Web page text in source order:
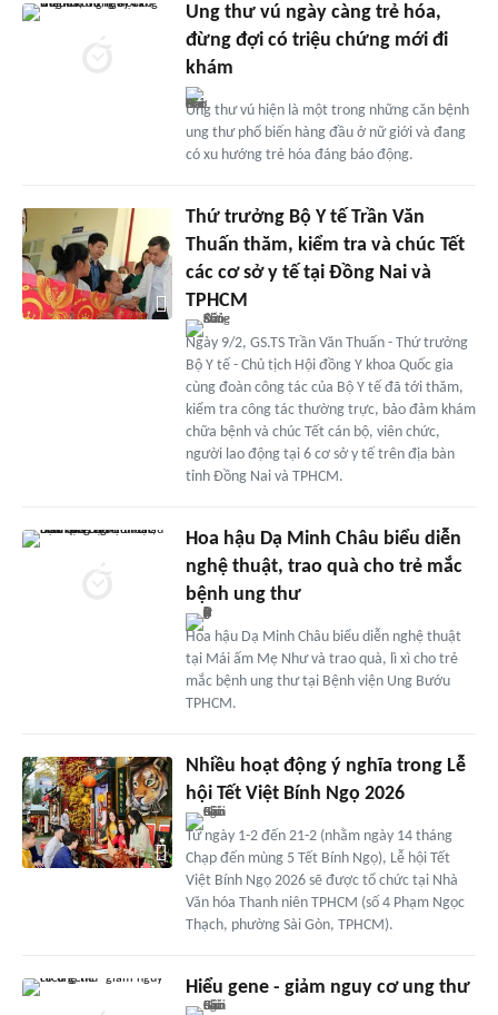
Ung thư vú ngày càng trẻ hóa,
đừng đợi có triệu chứng mới đi
khám
Ung thư vú hiện là một trong những căn bệnh
ung thư phổ biến hàng đầu ở nữ giới và đang
có xu hướng trẻ hóa đáng báo động.
Thứ trưởng Bộ Y tế Trần Văn
Thuấn thăm, kiểm tra và chúc Tết
các cơ sở y tế tại Đồng Nai và
TPHCM
Ngày 9/2, GS.TS Trần Văn Thuấn - Thứ trưởng
Bộ Y tế - Chủ tịch Hội đồng Y khoa Quốc gia
cùng đoàn công tác của Bộ Y tế đã tới thăm,
kiểm tra công tác thường trực, bảo đảm khám
chữa bệnh và chúc Tết cán bộ, viên chức,
người lao động tại 6 cơ sở y tế trên địa bàn
tỉnh Đồng Nai và TPHCM.
Hoa hậu Dạ Minh Châu biểu diễn
nghệ thuật, trao quà cho trẻ mắc
bệnh ung thư
Hoa hậu Dạ Minh Châu biểu diễn nghệ thuật
tại Mái ấm Mẹ Như và trao quà, lì xì cho trẻ
mắc bệnh ung thư tại Bệnh viện Ung Bướu
TPHCM.
Nhiều hoạt động ý nghĩa trong Lễ
hội Tết Việt Bính Ngọ 2026
Từ ngày 1-2 đến 21-2 (nhằm ngày 14 tháng
Chạp đến mùng 5 Tết Bính Ngọ), Lễ hội Tết
Việt Bính Ngọ 2026 sẽ được tổ chức tại Nhà
Văn hóa Thanh niên TPHCM (số 4 Phạm Ngọc
Thạch, phường Sài Gòn, TPHCM).
Hiểu gene - giảm nguy cơ ung thư